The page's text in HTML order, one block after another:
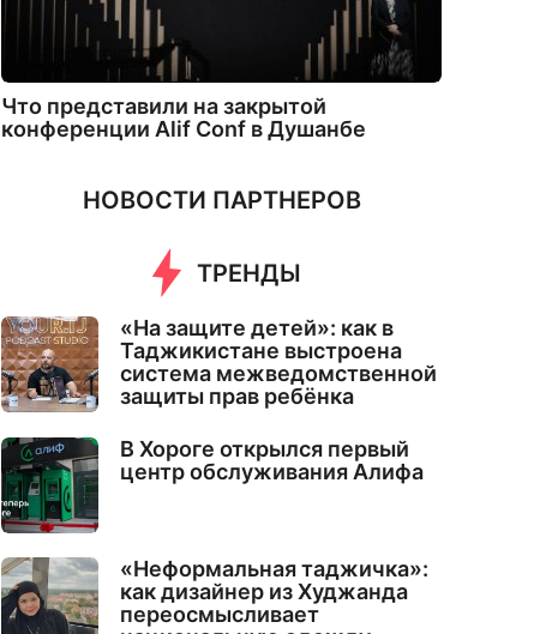
Что представили на закрытой
конференции Alif Conf в Душанбе
НОВОСТИ ПАРТНЕРОВ
ТРЕНДЫ
«На защите детей»: как в
Таджикистане выстроена
система межведомственной
защиты прав ребёнка
В Хороге открылся первый
центр обслуживания Алифа
«Неформальная таджичка»:
как дизайнер из Худжанда
переосмысливает